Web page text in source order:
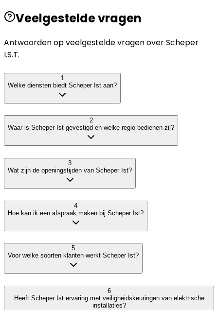
Veelgestelde vragen
Antwoorden op veelgestelde vragen overScheper
I.S.T.
1
Welke diensten biedt Scheper Ist aan?
2
Waar is Scheper Ist gevestigd en welke regio bedienen zij?
3
Wat zijn de openingstijden van Scheper Ist?
4
Hoe kan ik een afspraak maken bij Scheper Ist?
5
Voor welke soorten klanten werkt Scheper Ist?
6
Heeft Scheper Ist ervaring met veiligheidskeuringen van elektrische
installaties?